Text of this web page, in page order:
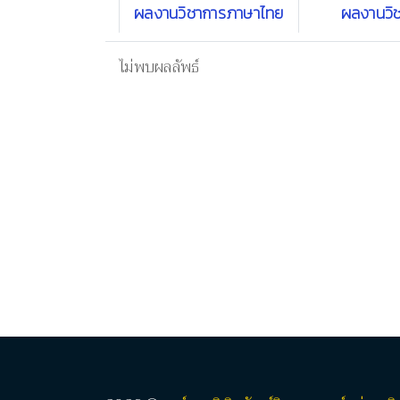
ผลงานวิชาการภาษาไทย ผลงานวิ
ไม่พบผลลัพธ์